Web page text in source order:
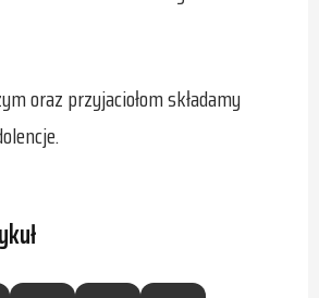
oraz przyjaciołom składamy